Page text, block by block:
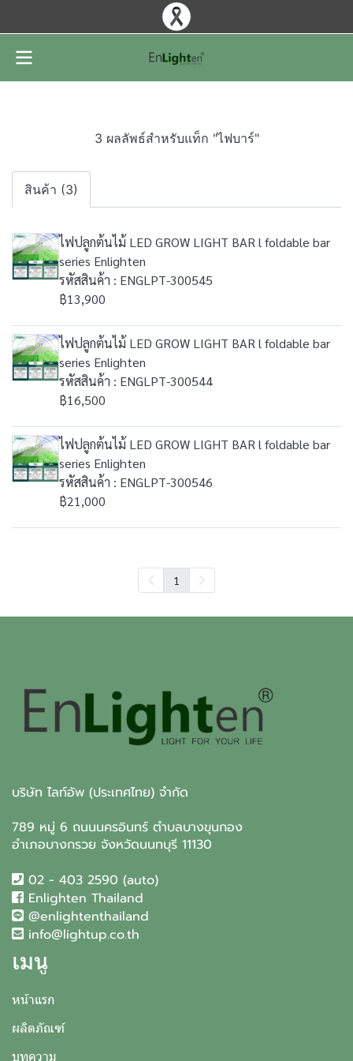
3 ผลลัพธ์สำหรับแท็ก "ไฟบาร์"
สินค้า (3)
ไฟปลูกต้นไม้ LED GROW LIGHT BAR l foldable bar
series Enlighten
รหัสสินค้า : ENGLPT-300545
฿13,900
ไฟปลูกต้นไม้ LED GROW LIGHT BAR l foldable bar
series Enlighten
รหัสสินค้า : ENGLPT-300544
฿16,500
ไฟปลูกต้นไม้ LED GROW LIGHT BAR l foldable bar
series Enlighten
รหัสสินค้า : ENGLPT-300546
฿21,000
1
บริษัท ไลท์อัพ (ประเทศไทย) จำกัด
789 หมู่ 6 ถนนนครอินทร์ ตำบลบางขุนกอง
อำเภอบางกรวย จังหวัดนนทบุรี 11130
02 - 403 2590 (auto)
Enlighten Thailand
@enlightenthailand
info@lightup.co.th
เมนู
หน้าแรก
ผลิตภัณฑ์
บทความ